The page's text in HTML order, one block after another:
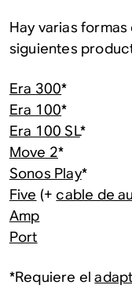
Hay varias
siguientes
Era 300*
Era 100*
Era 100 SL*
Move 2*
Sonos Play*
Five (+cable de
Amp
Port
*Requiere el